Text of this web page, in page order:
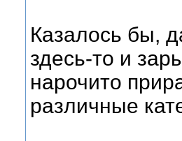
Казалось бы,
здесь-то и
нарочито
различные